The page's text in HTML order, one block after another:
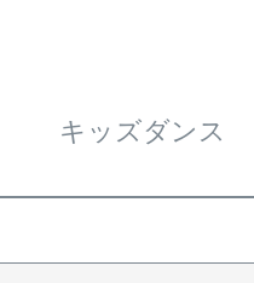
キッズダンス